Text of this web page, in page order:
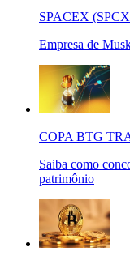
SPACEX
Empresa de
COPA BTG
Saiba como
patrimônio